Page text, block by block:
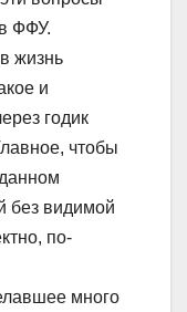
ФФУ.
жизнь
и
годик
чтобы
без видимой
по-
много